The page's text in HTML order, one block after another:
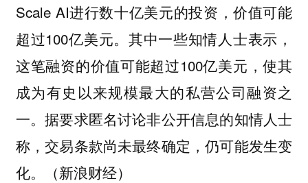
Scale AI进行数十亿美元的投资，价值可能
超过100亿美元。其中一些知情人士表示，
这笔融资的价值可能超过100亿美元，使其
成为有史以来规模最大的私营公司融资之
一。据要求匿名讨论非公开信息的知情人士
称，交易条款尚未最终确定，仍可能发生变
化。（新浪财经）